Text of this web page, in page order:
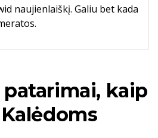
naujienlaiškį. Galiu bet kada
kaip